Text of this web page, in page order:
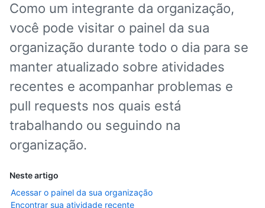
Neste artigo
Acessar o painel da sua organização
Encontrar sua atividade recente
Como um integrante da organização,
você pode visitar o painel da sua
organização durante todo o dia para se
manter atualizado sobre atividades
recentes e acompanhar problemas e
pull requests nos quais está
trabalhando ou seguindo na
organização.